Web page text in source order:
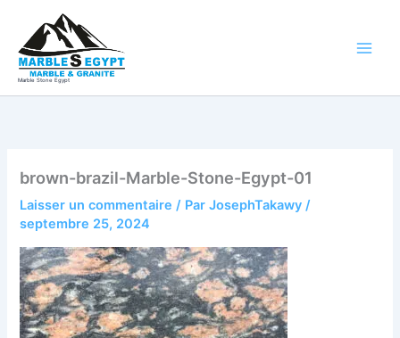
contenu
Marble Stone Egypt
brown-brazil-Marble-Stone-Egypt-01
Laisser un commentaire / ParJosephTakawy/
septembre 25, 2024